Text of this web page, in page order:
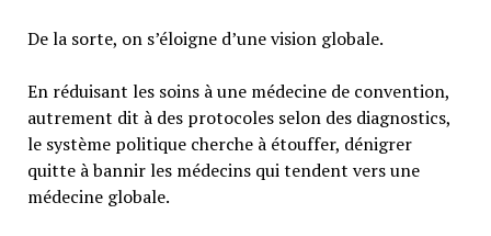
De la sorte, on s’éloigne d’une vision globale.
En réduisant les soins à une médecine de convention,
autrement dit à des protocoles selon des diagnostics,
le système politique cherche à étouffer, dénigrer
quitte à bannir les médecins qui tendent vers une
médecine globale.